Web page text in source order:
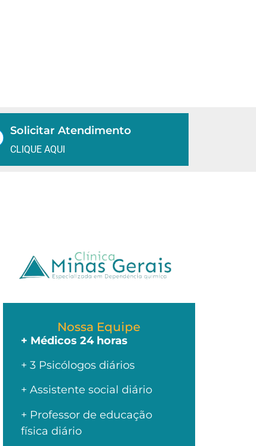
Solicitar Atendimento
CLIQUE AQUI
Nossa Equipe
+ Médicos 24 horas
+ 3 Psicólogos diários
+ Assistente social diário
+ Professor de educação
física diário